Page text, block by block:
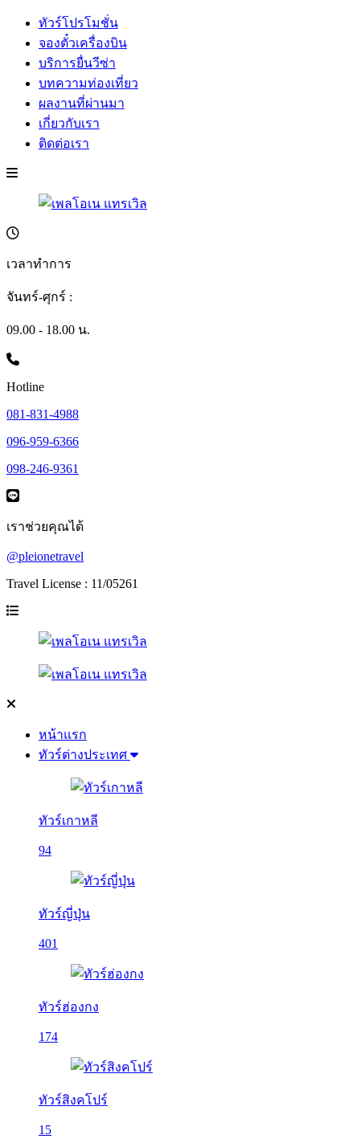
ทัวร์โปรโมชั่น
จองตั๋วเครื่องบิน
บริการยื่นวีซ่า
บทความท่องเที่ยว
ผลงานที่ผ่านมา
เกี่ยวกับเรา
ติดต่อเรา
เวลาทำการ
จันทร์-ศุกร์ :
09.00 - 18.00 น.
Hotline
081-831-4988
096-959-6366
098-246-9361
เราช่วยคุณได้
@pleionetravel
Travel License : 11/05261
หน้าแรก
ทัวร์ต่างประเทศ
ทัวร์เกาหลี
94
ทัวร์ญี่ปุ่น
401
ทัวร์ฮ่องกง
174
ทัวร์สิงคโปร์
15